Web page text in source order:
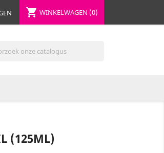
shopping_cart WINKELWAGEN (0)
(125ML)